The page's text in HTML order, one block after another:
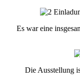
Es war eine
Die Ausstellung